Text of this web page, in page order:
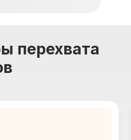
перехвата